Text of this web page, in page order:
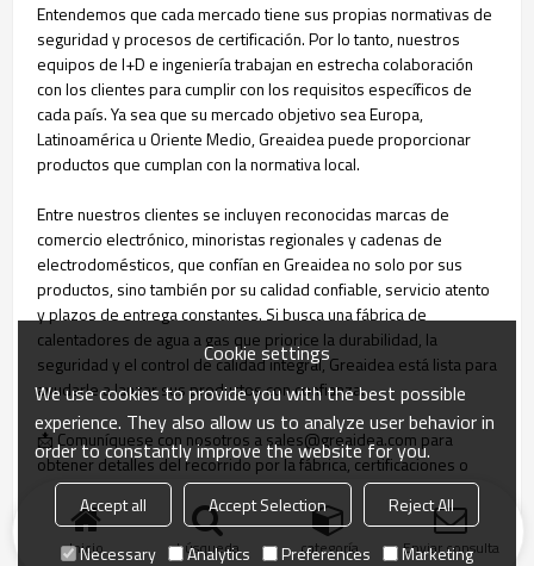
Entendemos que cada mercado tiene sus propias normativas de
seguridad y procesos de certificación. Por lo tanto, nuestros
equipos de I+D e ingeniería trabajan en estrecha colaboración
con los clientes para cumplir con los requisitos específicos de
cada país. Ya sea que su mercado objetivo sea Europa,
Latinoamérica u Oriente Medio, Greaidea puede proporcionar
productos que cumplan con la normativa local.
Entre nuestros clientes se incluyen reconocidas marcas de
comercio electrónico, minoristas regionales y cadenas de
electrodomésticos, que confían en Greaidea no solo por sus
productos, sino también por su calidad confiable, servicio atento
y plazos de entrega constantes. Si busca una fábrica de
calentadores de agua a gas que priorice la durabilidad, la
seguridad y el control de calidad integral, Greaidea está lista para
ayudarle a lanzar sus productos con confianza.
📩 Comuníquese con nosotros a sales@greaidea.com para
obtener detalles del recorrido por la fábrica, certificaciones o
cotizaciones personalizadas.
Inicio búsqueda categoría Enviar consulta
Cookie settings
We use cookies to provide you with the best possible
experience. They also allow us to analyze user behavior in
order to constantly improve the website for you.
Accept all Accept Selection
Reject All
Necessary
Analytics Preferences Marketing